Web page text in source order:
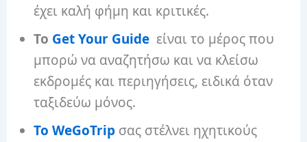
έχει καλή φήμη και κριτικές.
Το Get Your Guide είναι το μέρος που
μπορώ να αναζητήσω και να κλείσω
εκδρομές και περιηγήσεις, ειδικά όταν
ταξιδεύω μόνος.
Το WeGoTrip σας στέλνει ηχητικούς